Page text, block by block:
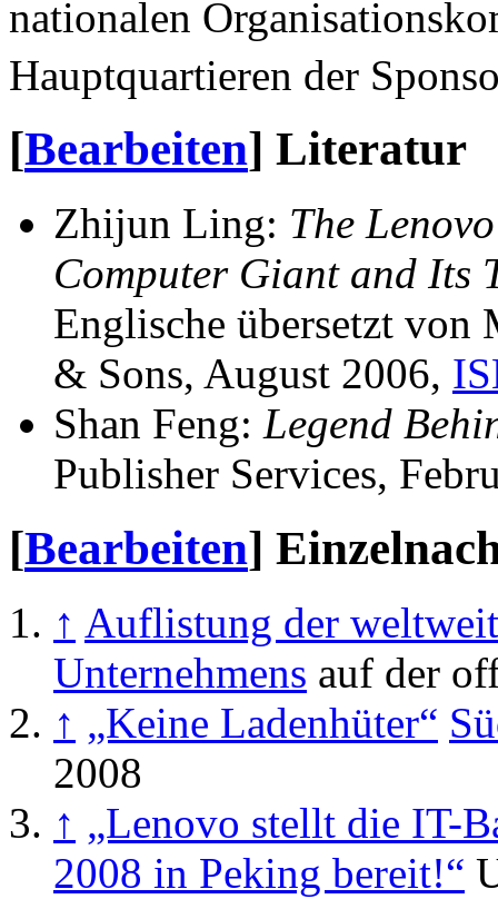
nationalen
Hauptquartieren der
[Bearbeiten] Literatur
Zhijun Ling: The
Computer Giant and Its
Englische übersetzt von
& Sons, August 2006,
Shan Feng: Legend
Publisher Services,
[Bearbeiten]
↑ Auflistung der
Unternehmens auf der
↑ „Keine Ladenhüter“
2008
↑ „Lenovo stellt die IT-
2008 in Peking bereit!“